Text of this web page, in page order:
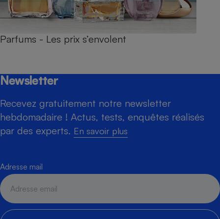
Parfums - Les prix s’envolent
Newsletter
Recevez gratuitement notre newsletter
hebdomadaire ! Actus, tests, enquêtes réalisés
par des experts. En savoir plus
Adresse mail